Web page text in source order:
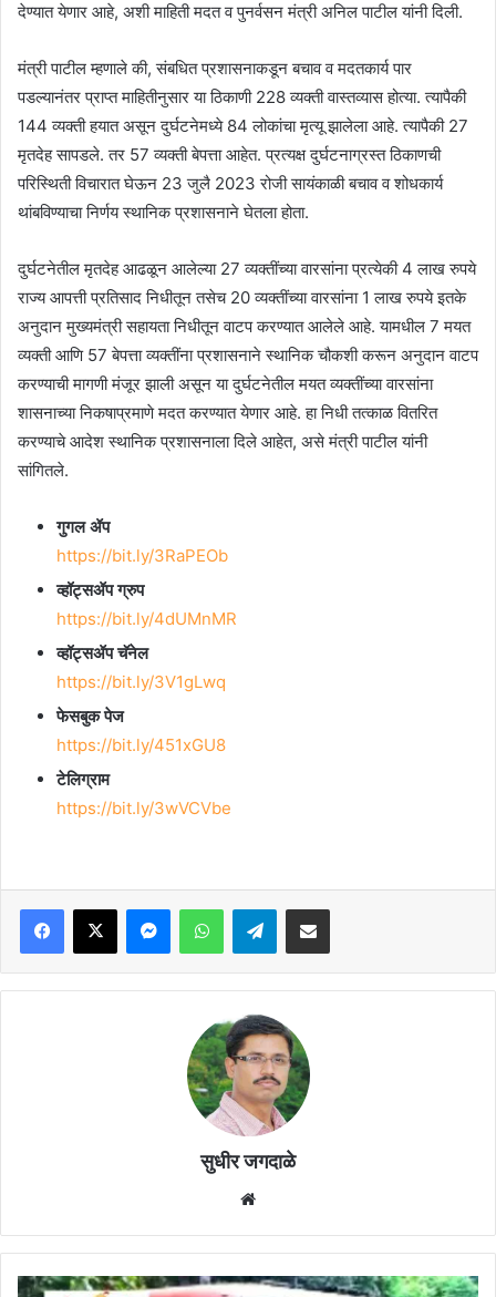
देण्यात येणार आहे, अशी माहिती मदत व पुनर्वसन मंत्री अनिल पाटील यांनी दिली.
मंत्री पाटील म्हणाले की, संबधित प्रशासनाकडून बचाव व मदतकार्य पार
पडल्यानंतर प्राप्त माहितीनुसार या ठिकाणी 228 व्यक्ती वास्तव्यास होत्या. त्यापैकी
144 व्यक्ती हयात असून दुर्घटनेमध्ये 84 लोकांचा मृत्यू झालेला आहे. त्यापैकी 27
मृतदेह सापडले. तर 57 व्यक्ती बेपत्ता आहेत. प्रत्यक्ष दुर्घटनाग्रस्त ठिकाणची
परिस्थिती विचारात घेऊन 23 जुलै 2023 रोजी सायंकाळी बचाव व शोधकार्य
थांबविण्याचा निर्णय स्थानिक प्रशासनाने घेतला होता.
दुर्घटनेतील मृतदेह आढळून आलेल्या 27 व्यक्तींच्या वारसांना प्रत्येकी 4 लाख रुपये
राज्य आपत्ती प्रतिसाद निधीतून तसेच 20 व्यक्तींच्या वारसांना 1 लाख रुपये इतके
अनुदान मुख्यमंत्री सहायता निधीतून वाटप करण्यात आलेले आहे. यामधील 7 मयत
व्यक्ती आणि 57 बेपत्ता व्यक्तींना प्रशासनाने स्थानिक चौकशी करून अनुदान वाटप
करण्याची मागणी मंजूर झाली असून या दुर्घटनेतील मयत व्यक्तींच्या वारसांना
शासनाच्या निकषाप्रमाणे मदत करण्यात येणार आहे. हा निधी तत्काळ वितरित
करण्याचे आदेश स्थानिक प्रशासनाला दिले आहेत, असे मंत्री पाटील यांनी
सांगितले.
गुगल ॲप
https://bit.ly/3RaPEOb
व्हॉट्सॲप ग्रुप
https://bit.ly/4dUMnMR
व्हॉट्सॲप चॅनेल
https://bit.ly/3V1gLwq
फेसबुक पेज
https://bit.ly/451xGU8
टेलिग्राम
https://bit.ly/3wVCVbe
Facebook
X MessengerWhatsAppTelegramShare via Email
सुधीर जगदाळे
महागाई